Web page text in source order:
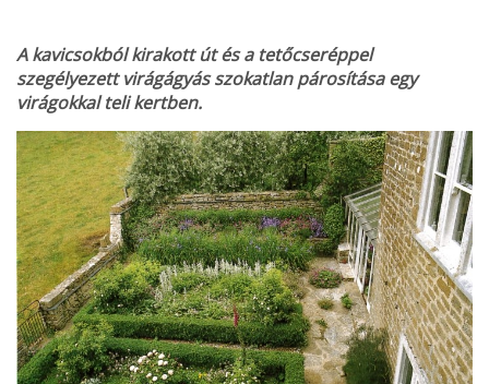
A kavicsokból kirakott út és a tetőcseréppel
szegélyezett virágágyás szokatlan párosítása egy
virágokkal teli kertben.